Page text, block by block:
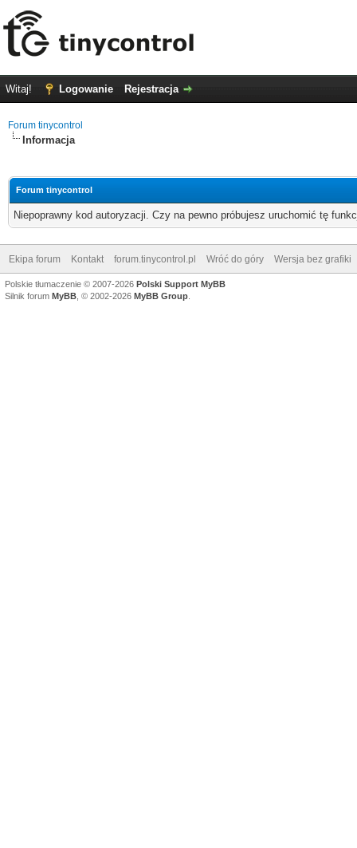
Witaj! Logowanie Rejestracja
Forum tinycontrol
Informacja
Forum tinycontrol
Niepoprawny kod autoryzacji. Czy na pewno próbujesz uruchomić tę
Ekipa forum Kontakt forum.tinycontrol.pl Wróć do góry Wersja bez grafiki
Polskie tłumaczenie © 2007-2026 Polski Support MyBB
Silnik forum MyBB , © 2002-2026 MyBB Group